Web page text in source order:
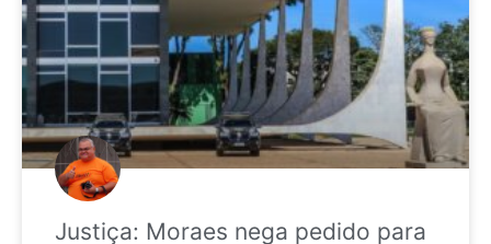
Justiça: Moraes nega pedido para